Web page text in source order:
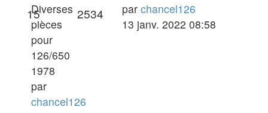
Diverses
pièces
pour
126/650
1978
par
chancel126
15Réponses
2534 VuesDernier
message
par chancel126
13 janv. 2022 08:58